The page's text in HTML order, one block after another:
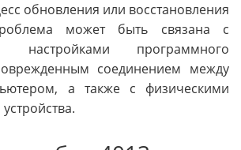
обновления или восстановления
может быть связана с
настройками программного
соединением между
а также с физическими